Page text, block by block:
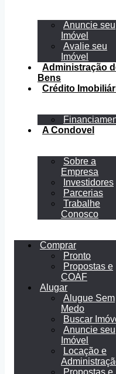
Anuncie seu
Imóvel
Avalie seu
Imóvel
Administração
Bens
Crédito
A Condovel
Sobre a
Empresa
Investidores
Parcerias
Trabalhe
Conosco
Comprar
Pronto
Propostas e
COAF
Alugar
Alugue Sem
Medo
Buscar
Anuncie seu
Imóvel
Locação e
Propostas e
"Casa 385 m² |
Pinheiros | Uso
comercial |
• Dormitórios